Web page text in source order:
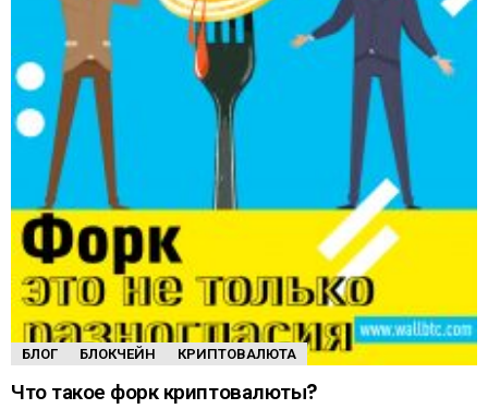
БЛОГ БЛОКЧЕЙН КРИПТОВАЛЮТА
Что такое форк криптовалюты?